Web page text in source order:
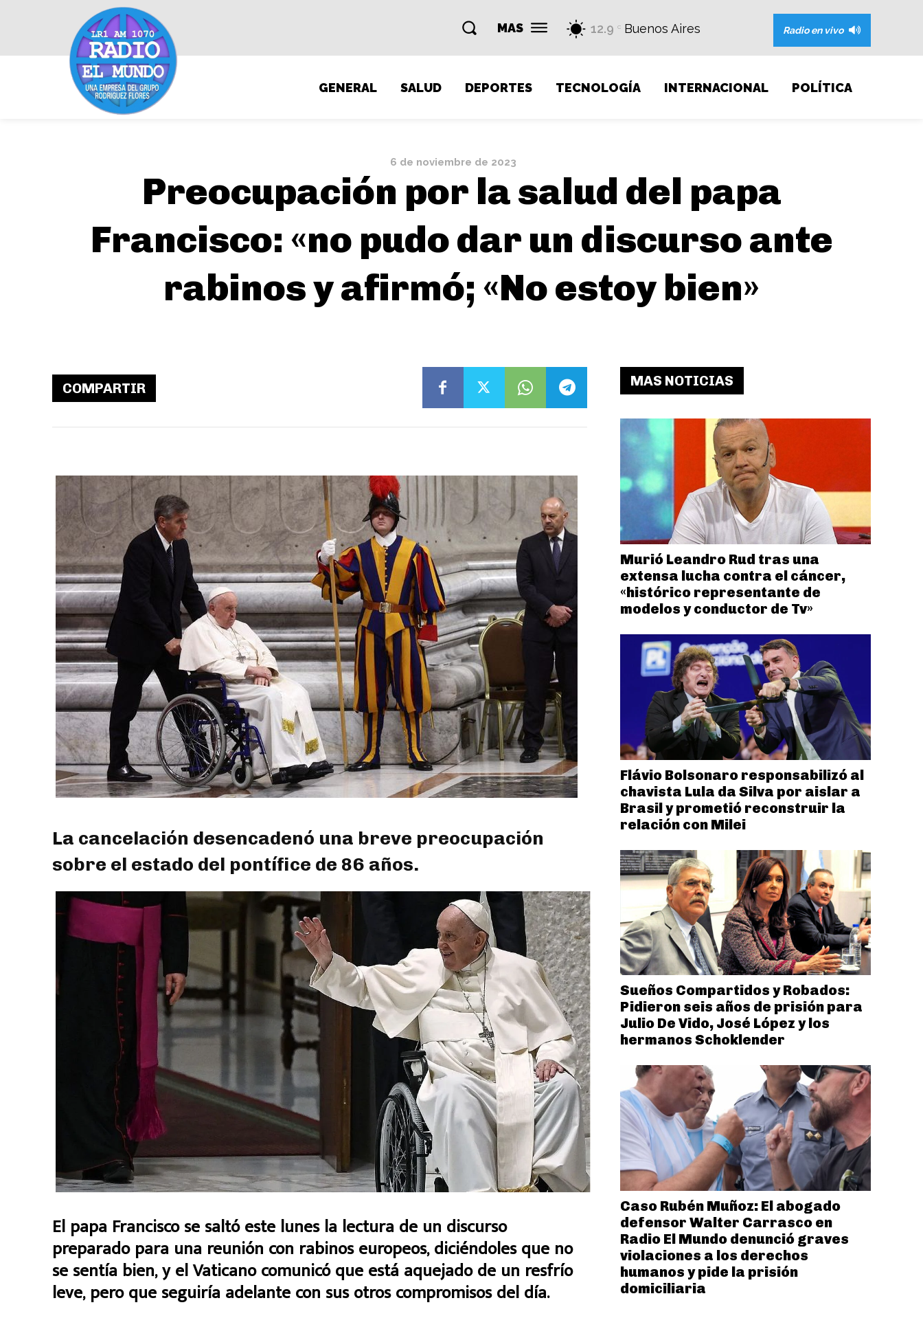
MAS 12.9 C Buenos Aires Radio en vivo
GENERAL SALUD DEPORTES TECNOLOGÍA INTERNACIONAL POLÍTICA
6 de noviembre de 2023
Preocupación por la salud del papa
Francisco: «no pudo dar un discurso ante
rabinos y afirmó; «No estoy bien»
COMPARTIR
La cancelación desencadenó una breve preocupación
sobre el estado del pontífice de 86 años.
El papa Francisco se saltó este lunes la lectura de un discurso
preparado para una reunión con rabinos europeos, diciéndoles que no
se sentía bien, y el Vaticano comunicó que está aquejado de un resfrío
leve, pero que seguiría adelante con sus otros compromisos del día.
MAS NOTICIAS
Murió Leandro Rud tras una
extensa lucha contra el cáncer,
«histórico representante de
modelos y conductor de Tv»
Flávio Bolsonaro responsabilizó al
chavista Lula da Silva por aislar a
Brasil y prometió reconstruir la
relación con Milei
Sueños Compartidos y Robados:
Pidieron seis años de prisión para
Julio De Vido, José López y los
hermanos Schoklender
Caso Rubén Muñoz: El abogado
defensor Walter Carrasco en
Radio El Mundo denunció graves
violaciones a los derechos
humanos y pide la prisión
domiciliaria